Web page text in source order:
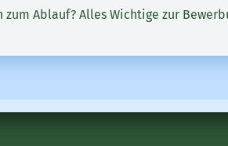
zum Ablauf? Alles Wichtige zur